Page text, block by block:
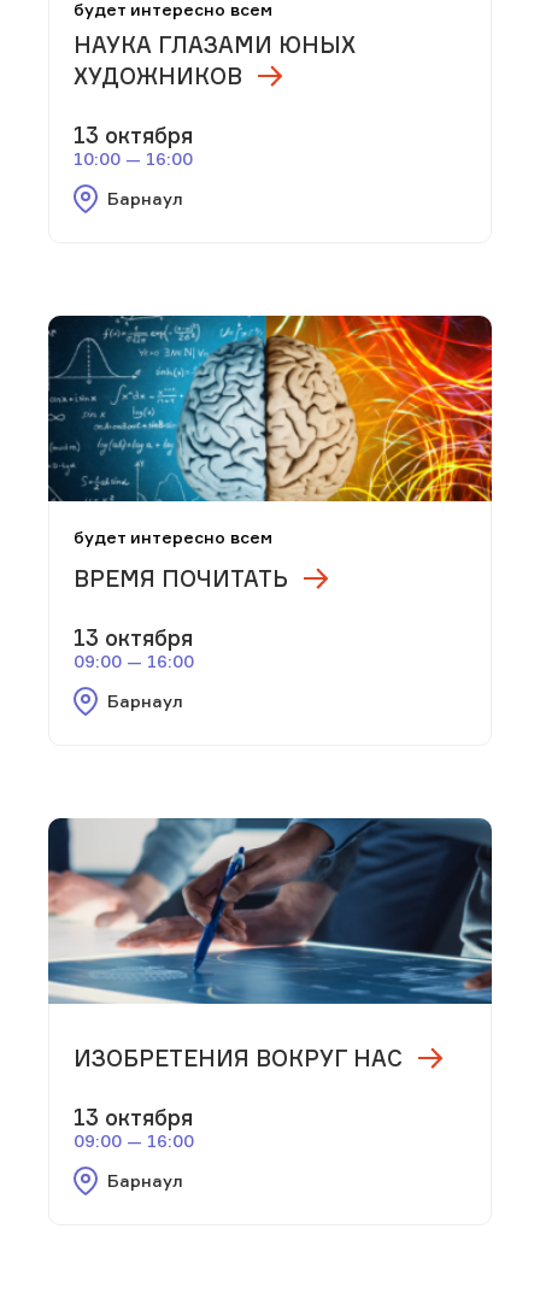
будет интересно всем
НАУКА ГЛАЗАМИ ЮНЫХ
ХУДОЖНИКОВ
13 октября
10:00 — 16:00
Барнаул
будет интересно всем
ВРЕМЯ ПОЧИТАТЬ
13 октября
09:00 — 16:00
Барнаул
ИЗОБРЕТЕНИЯ ВОКРУГ НАС
13 октября
09:00 — 16:00
Барнаул